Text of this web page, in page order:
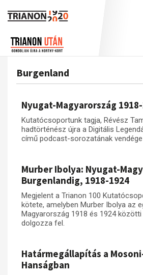
A békerendszer
Utókor és
Adatbázis
Emlékművek
Kapcsolat
Trianon-
Dokumentumok
Burgenland
Nyugat-Magyarország
Kutatócsoportunk tagja, Révész
hadtörténész újra a Digitális
című podcast-sorozatának
Murber Ibolya: Nyugat-
Burgenlandig, 1918-1924
Megjelent a Trianon 100
kötete, amelyben Murber Ibolya az
Magyarország 1918 és 1924
dolgozza fel.
Határmegállapítás a
Hanságban